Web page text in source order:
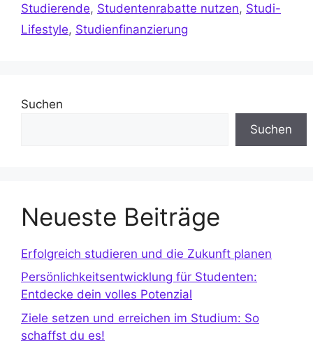
Studierende, Studentenrabatte nutzen, Studi-
Lifestyle, Studienfinanzierung
Suchen
Suchen
Neueste Beiträge
Erfolgreich studieren und die Zukunft planen
Persönlichkeitsentwicklung für Studenten:
Entdecke dein volles Potenzial
Ziele setzen und erreichen im Studium: So
schaffst du es!